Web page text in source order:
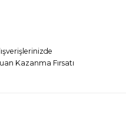
Kazanma Fırsatı